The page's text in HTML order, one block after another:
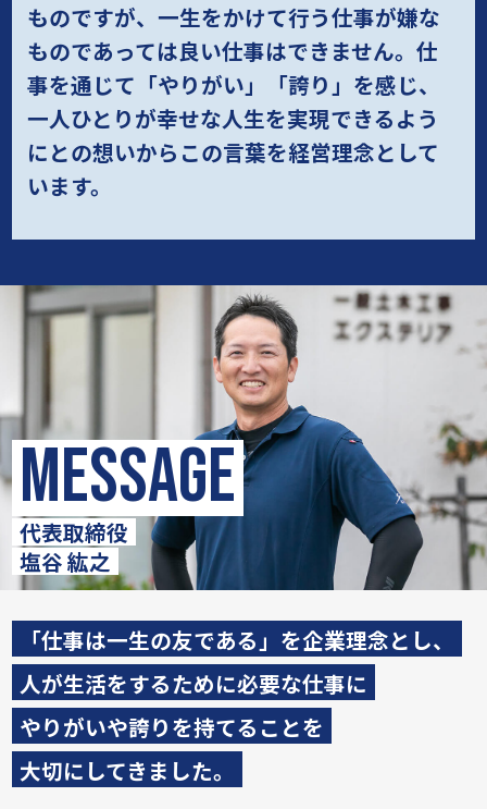
ものですが、一生をかけて行う仕事が嫌な
ものであっては良い仕事はできません。仕
事を通じて「やりがい」「誇り」を感じ、
一人ひとりが幸せな人生を実現できるよう
にとの想いから この言葉を経営理念として
います。
MESSAGE
代表取締役
塩谷 紘之
「仕事は一生の友である」を企業理念とし、
人が生活をするために必要な仕事に
やりがいや誇りを持てることを
大切にしてきました。